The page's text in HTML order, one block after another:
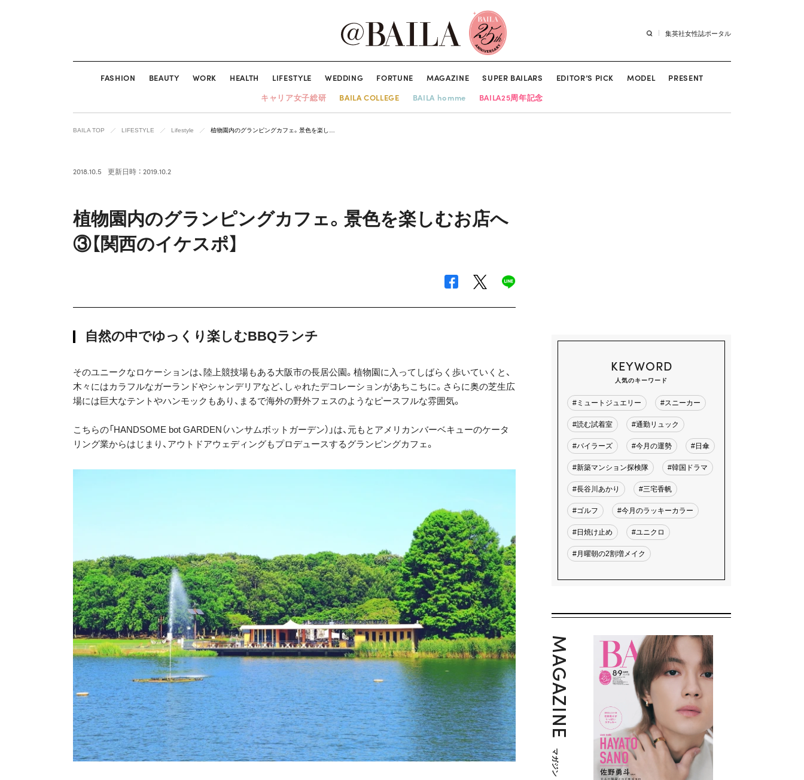
集英社女性誌ポータル
FASHION BEAUTY WORK HEALTH LIFESTYLE WEDDING FORTUNE MAGAZINE SUPER BAILARS EDITOR’S PICK MODEL
PRESENT
キャリア女子総研
BAILA COLLEGE BAILA homme BAILA25周年記念
BAILA TOP LIFESTYLE Lifestyle 植物園内のグランピングカフェ。景色を楽し…
2018.10.5 更新日時 ： 2019.10.2
植物園内のグランピングカフェ。景色を楽しむお店へ
③【関西のイケスポ】
自然の中でゆっくり楽しむBBQランチ
そのユニークなロケーションは、陸上競技場もある大阪市の長居公園。植物園に入ってしばらく歩いていくと、
木々にはカラフルなガーランドやシャンデリアなど、しゃれたデコレーションがあちこちに。さらに奥の芝生広
場には巨大なテントやハンモックもあり、まるで海外の野外フェスのようなピースフルな雰囲気。
こちらの「HANDSOME bot GARDEN（ハンサムボットガーデン）」は、元もとアメリカンバーベキューのケータ
リング業からはじまり、アウトドアウェディングもプロデュースするグランピングカフェ。
KEYWORD
人気のキーワード
#ミュートジュエリー #スニーカー
#読む試着室 #通勤リュック
#バイラーズ #今月の運勢 #日傘
#新築マンション探検隊 #韓国ドラマ
#長谷川あかり #三宅香帆
#ゴルフ #今月のラッキーカラー
#日焼け止め #ユニクロ
#月曜朝の2割増メイク
MAGAZINE
マガジン